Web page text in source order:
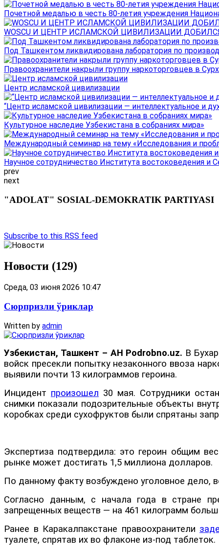
Почетной медалью в честь 80-летия учреждения
WOSCU И ЦЕНТР ИСЛАМСКОЙ ЦИВИЛИЗАЦИИ
Под Ташкентом ликвидирована лаборатория по
Правоохранители накрыли группу наркоторговцев в
Центр исламской цивилизации
“Центр исламской цивилизации — интеллектуальное и
Культурное наследие Узбекистана в собраниях мира»
Международный семинар на тему «Исследования и
Научное сотрудничество Института востоковедения и
prev
next
"ADOLAT" SOSIAL-DEMOKRATIK PARTIYASI
Subscribe to this RSS feed
Новости (129)
Среда, 03 июня 2026 10:47
Сюрпризли ўриклар
Written by admin
Узбекистан, Ташкент – АН Podrobno.uz. В
войск пресекли попытку незаконного ввоза
выявили почти 13 килограммов героина.
Инцидент произошел 30 мая. Сотрудники
снимки показали подозрительные объекты
коробках среди сухофруктов были спрятаны
Экспертиза подтвердила: это героин общим
рынке может достигать 1,5 миллиона долларов.
По данному факту возбуждено уголовное дело,
Согласно данным, с начала года в стране
запрещенных веществ — на 461 килограмм
Ранее в Каракалпакстане правоохранители
туалете, спрятав их во флаконе из-под таблеток.